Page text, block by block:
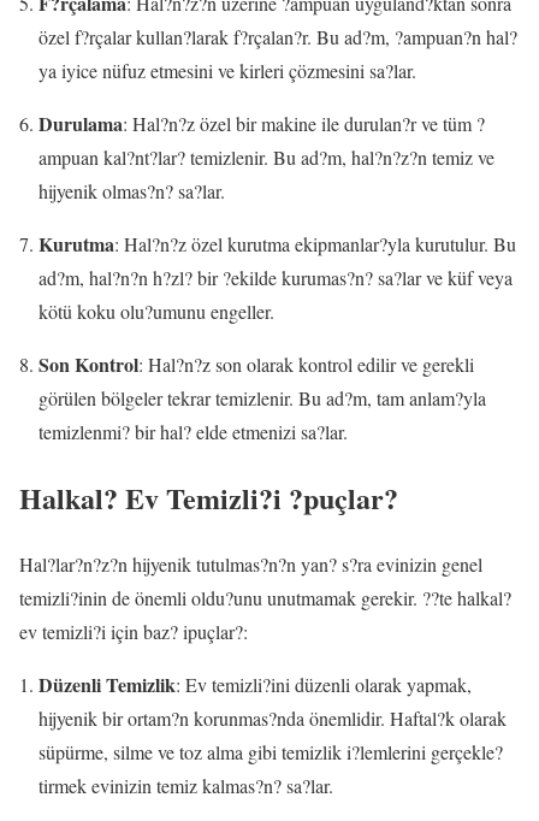
özel f?rçalar kullan?larak f?rçalan?r. Bu ad?m, ?ampuan?n hal?
ya iyice nüfuz etmesini ve kirleri çözmesini sa?lar.
Durulama: Hal?n?z özel bir makine ile durulan?r ve tüm ?
ampuan kal?nt?lar? temizlenir. Bu ad?m, hal?n?z?n temiz ve
hijyenik olmas?n? sa?lar.
Kurutma: Hal?n?z özel kurutma ekipmanlar?yla kurutulur. Bu
ad?m, hal?n?n h?zl? bir ?ekilde kurumas?n? sa?lar ve küf veya
kötü koku olu?umunu engeller.
Son Kontrol: Hal?n?z son olarak kontrol edilir ve gerekli
görülen bölgeler tekrar temizlenir. Bu ad?m, tam anlam?yla
temizlenmi? bir hal? elde etmenizi sa?lar.
Halkal? Ev Temizli?i ?puçlar?
Hal?lar?n?z?n hijyenik tutulmas?n?n yan? s?ra evinizin genel
temizli?inin de önemli oldu?unu unutmamak gerekir. ??te halkal?
ev temizli?i için baz? ipuçlar?:
Düzenli Temizlik: Ev temizli?ini düzenli olarak yapmak,
hijyenik bir ortam?n korunmas?nda önemlidir. Haftal?k olarak
süpürme, silme ve toz alma gibi temizlik i?lemlerini gerçekle?
tirmek evinizin temiz kalmas?n? sa?lar.